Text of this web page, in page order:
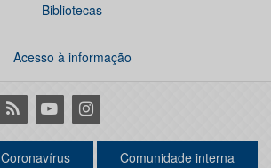
Bibliotecas
Acesso à informação
RSS YoutubeInstagram
Coronavírus Comunidade interna